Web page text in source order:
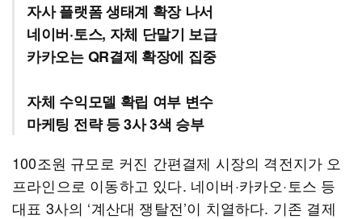
자사 플랫폼 생태계 확장 나서
네이버·토스, 자체 단말기 보급
카카오는 QR결제 확장에 집중
자체 수익모델 확립 여부 변수
마케팅 전략 등 3사 3색 승부
100조원 규모로 커진 간편결제 시장의 격전지가 오
프라인으로 이동하고 있다. 네이버·카카오·토스 등
대표 3사의 ‘계산대 쟁탈전’이 치열하다. 기존 결제